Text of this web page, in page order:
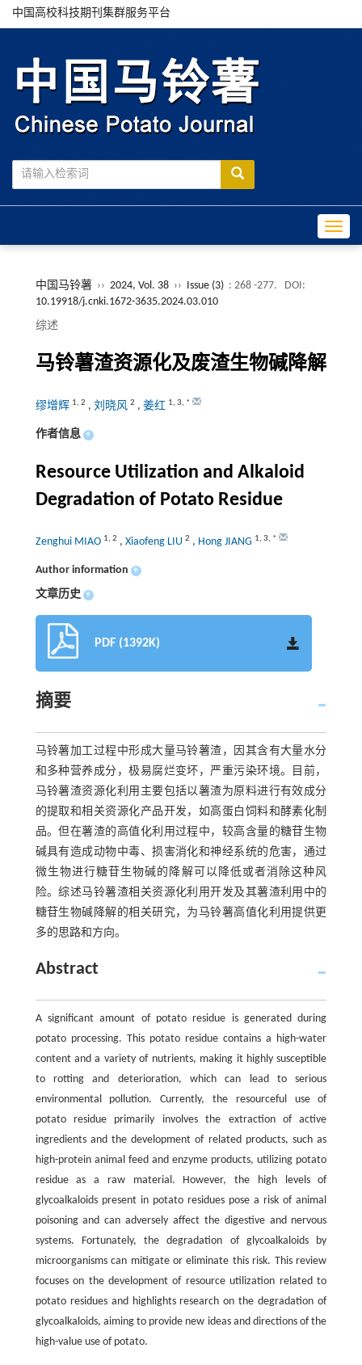
中国高校科技期刊集群服务平台
中国马铃薯 ›› 2024, Vol. 38 ›› Issue (3) : 268 -277.
DOI:
10.19918/j.cnki.1672-3635.2024.03.010
综述
马铃薯渣资源化及废渣生物碱降解
缪增辉 1, 2 , 刘晓风 2 , 姜红 1, 3, *
作者信息 +
Resource Utilization and Alkaloid
Degradation of Potato Residue
Zenghui MIAO 1, 2 , Xiaofeng LIU 2 , Hong JIANG 1, 3, *
Author information +
文章历史 +
PDF (1392K)
摘要
马铃薯加工过程中形成大量马铃薯渣，因其含有大量水分
和多种营养成分，极易腐烂变坏，严重污染环境。目前，
马铃薯渣资源化利用主要包括以薯渣为原料进行有效成分
的提取和相关资源化产品开发，如高蛋白饲料和酵素化制
品。但在薯渣的高值化利用过程中，较高含量的糖苷生物
碱具有造成动物中毒、损害消化和神经系统的危害，通过
微生物进行糖苷生物碱的降解可以降低或者消除这种风
险。综述马铃薯渣相关资源化利用开发及其薯渣利用中的
糖苷生物碱降解的相关研究，为马铃薯高值化利用提供更
多的思路和方向。
Abstract
A significant amount of potato residue is generated during
potato processing. This potato residue contains a high-water
content and a variety of nutrients, making it highly susceptible
to rotting and deterioration, which can lead to serious
environmental pollution. Currently, the resourceful use of
potato residue primarily involves the extraction of active
ingredients and the development of related products, such as
high-protein animal feed and enzyme products, utilizing potato
residue as a raw material. However, the high levels of
glycoalkaloids present in potato residues pose a risk of animal
poisoning and can adversely affect the digestive and nervous
systems. Fortunately, the degradation of glycoalkaloids by
microorganisms can mitigate or eliminate this risk. This review
focuses on the development of resource utilization related to
potato residues and highlights research on the degradation of
glycoalkaloids, aiming to provide new ideas and directions of the
high-value use of potato.